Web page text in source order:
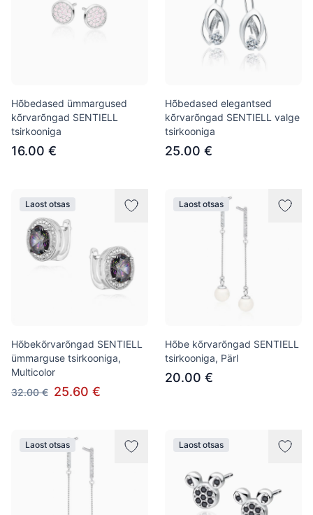
Hõbedased ümmargused
kõrvarõngad SENTIELL
tsirkooniga
16.00 €
Hõbedased elegantsed
kõrvarõngad SENTIELL valge
tsirkooniga
25.00 €
Laost otsas
Hõbekõrvarõngad SENTIELL
ümmarguse tsirkooniga,
Multicolor
32.00 € 25.60 €
Laost otsas
Hõbe kõrvarõngad SENTIELL
tsirkooniga, Pärl
20.00 €
Laost otsas Laost otsas